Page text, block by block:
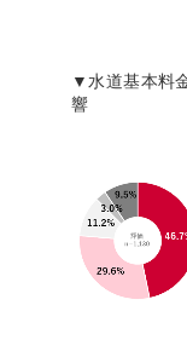
▼水道基本料
響